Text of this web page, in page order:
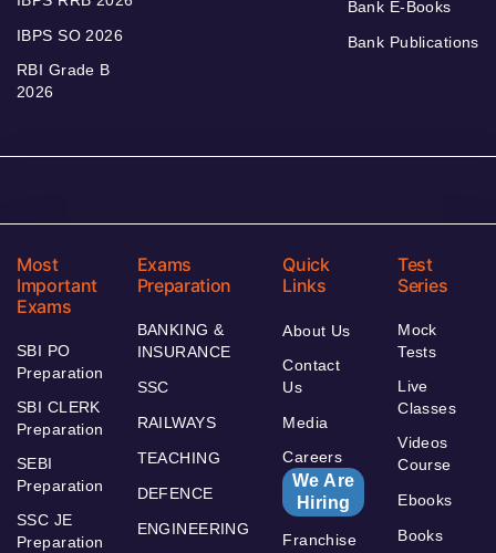
IBPS SO 2026
RBI Grade B
2026
Bank E-Books
Bank Publications
Most
Important
Exams
SBI PO
Preparation
SBI CLERK
Preparation
SEBI
Preparation
SSC JE
Preparation
Exams
Preparation
BANKING &
INSURANCE
SSC
RAILWAYS
TEACHING
DEFENCE
ENGINEERING
Quick
Links
About Us
Contact
Us
Media
Careers
We Are
Hiring
Franchise
Test
Series
Mock
Tests
Live
Classes
Videos
Course
Ebooks
Books